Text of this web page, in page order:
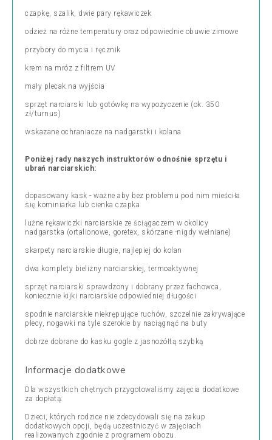
czapkę, szalik, dwie pary rękawiczek
odzież na różne temperatury oraz odpowiednie obuwie zimowe
przybory do mycia i ręcznik
krem na mróz z filtrem UV
mały plecak na wyjścia
sprzęt narciarski lub gotówkę na wypożyczenie (ok. 350
zł/turnus)
wskazane ochraniacze na nadgarstki i kolana
Poniżej rady naszych instruktorów odnośnie sprzętu i
ubrań narciarskich:
dopasowany kask - ważne aby bez problemu pod nim mieściła
się kominiarka lub cienka czapka
luźne rękawiczki narciarskie ze ściągaczem w okolicy
nadgarstka (ortalionowe, goretex, skórzane -nigdy wełniane)
skarpety narciarskie długie, najlepiej do kolan
dwa komplety bielizny narciarskiej, termoaktywnej
sprzęt narciarski sprawdzony i dobrany przez fachowca,
koniecznie kijki narciarskie odpowiedniej długości
spodnie narciarskie niekrępujące ruchów, szczelnie zakrywające
plecy, nogawki na tyle szerokie by naciągnąć na buty
dobrze dobrane do kasku gogle z jasnożółtą szybką
Informacje dodatkowe
Dla wszystkich chętnych przygotowaliśmy zajęcia dodatkowe
za dopłatą:
Dzieci, których rodzice nie zdecydowali się na zakup
dodatkowych opcji, będą uczestniczyć w zajęciach
realizowanych zgodnie z programem obozu.